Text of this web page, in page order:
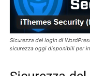
Sicurezza del login di
sicurezza oggi disponibili per